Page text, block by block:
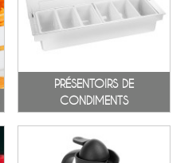
PRÉSENTOIRS DE
CONDIMENTS